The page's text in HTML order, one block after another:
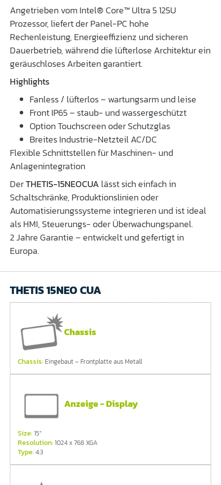
Angetrieben vom Intel® Core™ Ultra 5 125U
Prozessor, liefert der Panel-PC hohe
Rechenleistung, Energieeffizienz und sicheren
Dauerbetrieb, während die lüfterlose Architektur ein
geräuschloses Arbeiten garantiert.
Highlights
Fanless / lüfterlos – wartungsarm und leise
Front IP65 – staub- und wassergeschützt
Option Touchscreen oder Schutzglas
Breites Industrie-Netzteil AC/DC
Flexible Schnittstellen für Maschinen- und
Anlagenintegration
DerTHETIS-15NEOCUA lässt sich einfach in
Schaltschränke, Produktionslinien oder
Automatisierungssysteme integrieren und ist ideal
als HMI, Steuerungs- oder Überwachungspanel.
2 Jahre Garantie – entwickelt und gefertigt in
Europa.
THETIS 15NEO CUA
Chassis
Chassis: Eingebaut – Frontplatte aus Metall
Anzeige - Display
Size: 15"
Resolution: 1024 x 768 XGA
Type: 4:3